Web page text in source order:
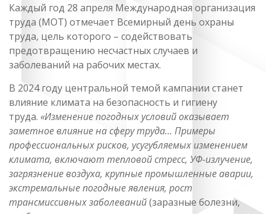
Каждый год 28 апреля Международная организация
труда (МОТ) отмечает Всемирный день охраны
труда, цель которого – содействовать
предотвращению несчастных случаев и
заболеваний на рабочих местах.
В 2024 году центральной темой кампании станет
влияние климата на безопасность и гигиену
труда. «Изменение погодных условий оказывает
заметное влияние на сферу труда… Примеры
профессиональных рисков, усугубляемых изменением
климата, включают тепловой стресс, УФ-излучение,
загрязнение воздуха, крупные промышленные аварии,
экстремальные погодные явления, рост
трансмиссивных заболеваний(заразные болезни,